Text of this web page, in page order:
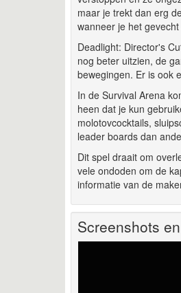
maar je trekt dan erg
wanneer je het
Deadlight: Director's
nog beter uitzien, de
bewegingen. Er is ook
In de Survival Arena
heen dat je kun
molotovcocktails,
leader boards dan
Dit spel draait om
vele ondoden om de
informatie van de
Screenshots